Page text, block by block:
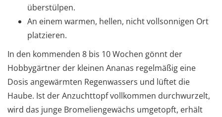
überstülpen.
An einem warmen, hellen, nicht vollsonnigen Ort
platzieren.
In den kommenden 8 bis 10 Wochen gönnt der
Hobbygärtner der kleinen Ananas regelmäßig eine
Dosis angewärmten Regenwassers und lüftet die
Haube. Ist der Anzuchttopf vollkommen durchwurzelt,
wird das junge Bromeliengewächs umgetopft, erhält